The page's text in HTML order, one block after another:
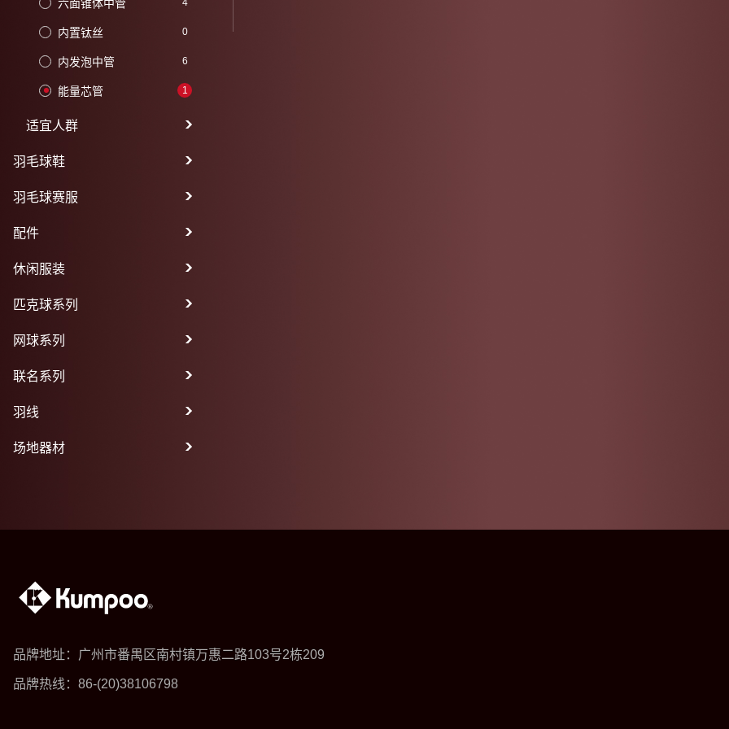
六面锥体中管 4
内置钛丝 0
内发泡中管 6
能量芯管 1
适宜人群
羽毛球鞋
羽毛球赛服
配件
休闲服装
匹克球系列
网球系列
联名系列
羽线
场地器材
品牌地址：广州市番禺区南村镇万惠二路103号2栋209
品牌热线：86-(20)38106798